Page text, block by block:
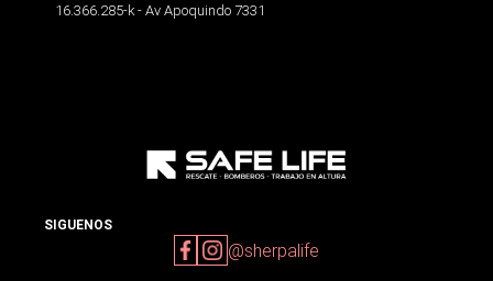
16.366.285-k - Av Apoquindo 7331
SIGUENOS
@sherpalife